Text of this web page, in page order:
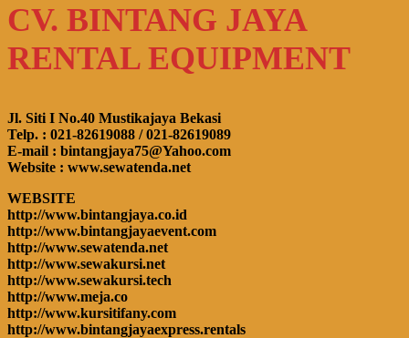
CV. BINTANG JAYA
RENTAL EQUIPMENT
Jl. Siti I No.40 Mustikajaya Bekasi
Telp. : 021-82619088 / 021-82619089
E-mail : bintangjaya75@Yahoo.com
Website : www.sewatenda.net
WEBSITE
http://www.bintangjaya.co.id
http://www.bintangjayaevent.com
http://www.sewatenda.net
http://www.sewakursi.net
http://www.sewakursi.tech
http://www.meja.co
http://www.kursitifany.com
http://www.bintangjayaexpress.rentals